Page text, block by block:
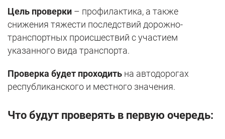
Цель проверки – профилактика, а также
снижения тяжести последствий дорожно-
транспортных происшествий с участием
указанного вида транспорта.
Проверка будет проходить на автодорогах
республиканского и местного значения.
Что будут проверять в первую очередь: